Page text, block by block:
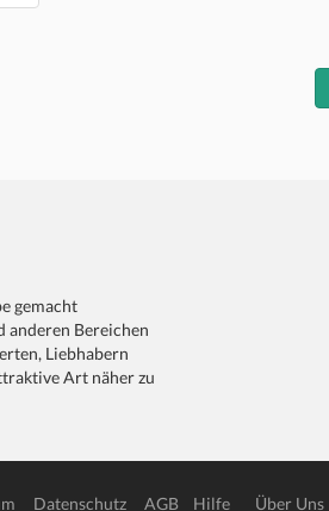
gemacht
anderen Bereichen
Liebhabern
Art näher zu
Datenschutz AGB Hilfe Über Uns